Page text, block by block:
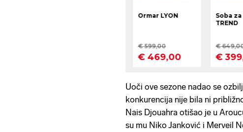
Uoči ove sezone nadao se
konkurencija nije bila ni
Nais Djouahra otišao je u
su mu Niko Janković i Merveil